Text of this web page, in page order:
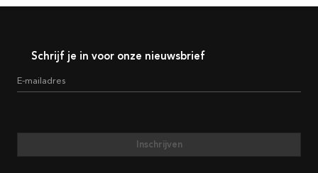
Schrijf je in voor onze nieuwsbrief
E-mailadres
Inschrijven